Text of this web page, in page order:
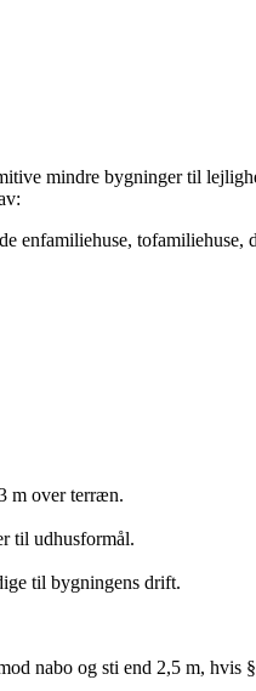
mindre bygninger til
enfamiliehuse, tofamiliehuse,
m over terræn.
til udhusformål.
til bygningens drift.
nabo og sti end 2,5 m,